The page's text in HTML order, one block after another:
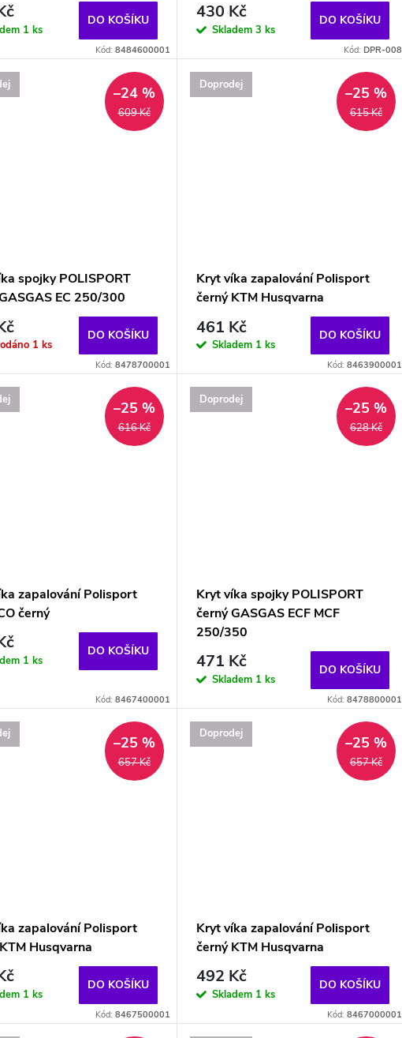
1 ks
DO KOŠÍKU
Kód: 8484600001
430 Kč
Skladem 3 ks
DO KOŠÍKU
Kód: DPR-008
609 Kč
–24 %
spojky POLISPORT
EC 250/300
1 ks
DO KOŠÍKU
Kód: 8478700001
Doprodej
615 Kč
–25 %
Kryt víka zapalování Polisport
černý KTM Husqvarna
461 Kč
Skladem 1 ks
DO KOŠÍKU
Kód: 8463900001
616 Kč
–25 %
zapalování Polisport
černý
1 ks
DO KOŠÍKU
Kód: 8467400001
Doprodej
628 Kč
–25 %
Kryt víka spojky POLISPORT
černý GASGAS ECF MCF
250/350
471 Kč
Skladem 1 ks
DO KOŠÍKU
Kód: 8478800001
657 Kč
–25 %
zapalování Polisport
Husqvarna
1 ks
DO KOŠÍKU
Kód: 8467500001
Doprodej
657 Kč
–25 %
Kryt víka zapalování Polisport
černý KTM Husqvarna
492 Kč
Skladem 1 ks
DO KOŠÍKU
Kód: 8467000001